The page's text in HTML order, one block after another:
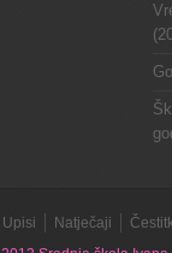
Upisi Natječaji